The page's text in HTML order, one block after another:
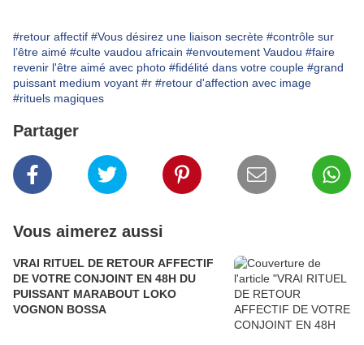
#retour affectif #Vous désirez une liaison secrète #contrôle sur
l’être aimé #culte vaudou africain #envoutement Vaudou #faire
revenir l'être aimé avec photo #fidélité dans votre couple #grand
puissant medium voyant #r #retour d'affection avec image
#rituels magiques
Partager
Vous aimerez aussi
VRAI RITUEL DE RETOUR AFFECTIF
DE VOTRE CONJOINT EN 48H DU
PUISSANT MARABOUT LOKO
VOGNON BOSSA